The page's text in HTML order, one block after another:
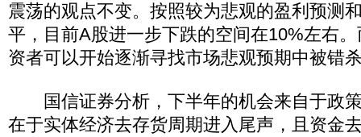
震荡的观点不变。按照较为悲观的盈利预测
平，目前A股进一步下跌的空间在10%左右
资者可以开始逐渐寻找市场悲观预期中被错
国信证券分析，下半年的机会来自于政
在于实体经济去存货周期进入尾声，且资金